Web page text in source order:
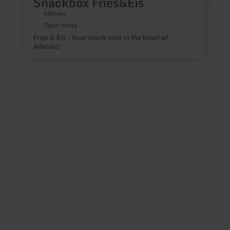
Adenau
Open today
Fries & Eis – Your snack spot in the heart of
Adenau!